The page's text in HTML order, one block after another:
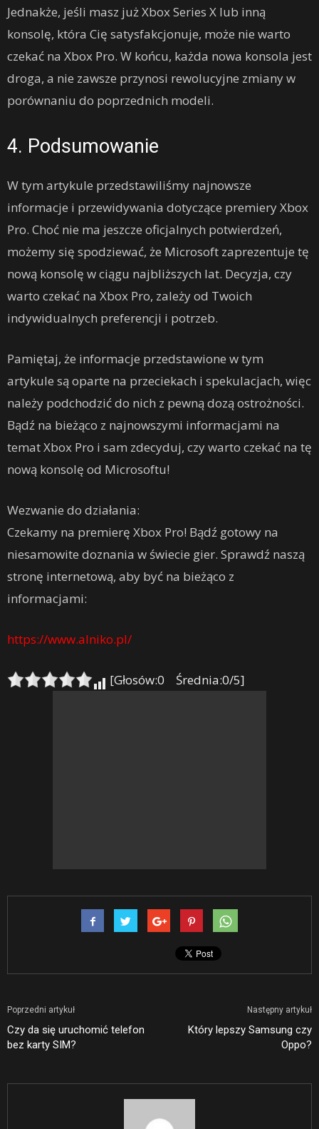
Jednakże, jeśli masz już Xbox Series X lub inną
konsolę, która Cię satysfakcjonuje, może nie warto
czekać na Xbox Pro. W końcu, każda nowa konsola jest
droga, a nie zawsze przynosi rewolucyjne zmiany w
porównaniu do poprzednich modeli.
4. Podsumowanie
W tym artykule przedstawiliśmy najnowsze
informacje i przewidywania dotyczące premiery Xbox
Pro. Choć nie ma jeszcze oficjalnych potwierdzeń,
możemy się spodziewać, że Microsoft zaprezentuje tę
nową konsolę w ciągu najbliższych lat. Decyzja, czy
warto czekać na Xbox Pro, zależy od Twoich
indywidualnych preferencji i potrzeb.
Pamiętaj, że informacje przedstawione w tym
artykule są oparte na przeciekach i spekulacjach, więc
należy podchodzić do nich z pewną dozą ostrożności.
Bądź na bieżąco z najnowszymi informacjami na
temat Xbox Pro i sam zdecyduj, czy warto czekać na tę
nową konsolę od Microsoftu!
Wezwanie do działania:
Czekamy na premierę Xbox Pro! Bądź gotowy na
niesamowite doznania w świecie gier. Sprawdź naszą
stronę internetową, aby być na bieżąco z
informacjami:
https://www.alniko.pl/
[Głosów:0 Średnia:0/5]
Poprzedni artykuł
Czy da się uruchomić telefon
bez karty SIM?
Następny artykuł
Który lepszy Samsung czy
Oppo?